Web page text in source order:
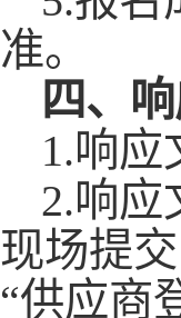
准。
四、
1.响应
2.响应
现场提
“供应商